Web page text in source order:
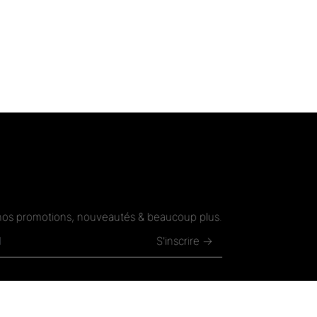
promotions, nouveautés & beaucoup plus.
S'inscrire →